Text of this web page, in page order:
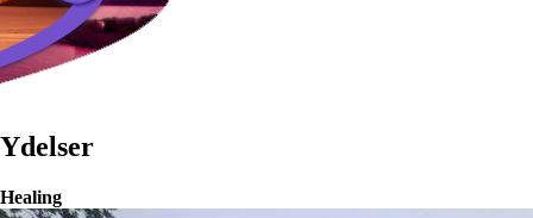
Ydelser
Healing